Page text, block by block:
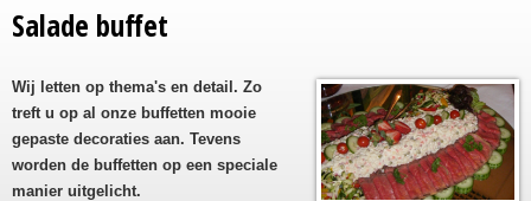
Salade buffet
Wij letten op thema's en detail. Zo
treft u op al onze buffetten mooie
gepaste decoraties aan. Tevens
worden de buffetten op een speciale
manier uitgelicht.